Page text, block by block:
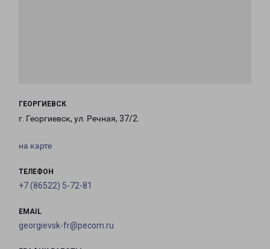
ГЕОРГИЕВСК
г. Георгиевск, ул. Речная, 37/2.
на карте
ТЕЛЕФОН
+7 (86522) 5-72-81
EMAIL
georgievsk-fr@pecom.ru